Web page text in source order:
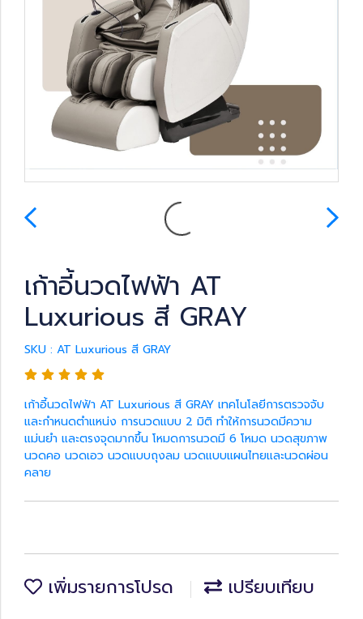
เก้าอี้นวดไฟฟ้า AT
Luxurious สี GRAY
SKU : AT Luxurious สี GRAY
เก้าอี้นวดไฟฟ้า AT Luxurious สี GRAY เทคโนโลยีการตรวจจับ
และกำหนดตำแหน่ง การนวดแบบ 2 มิติ ทำให้การนวดมีความ
แม่นยำ และตรงจุดมากขึ้น โหมดการนวดมี 6 โหมด นวดสุขภาพ
นวดคอ นวดเอว นวดแบบถุงลม นวดแบบแผนไทยและนวดผ่อน
คลาย
เพิ่มรายการโปรด เปรียบเทียบ